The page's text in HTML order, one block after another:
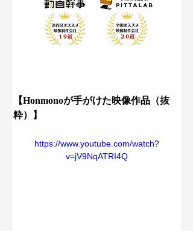
【Honmonoが手がけた映像作品（抜
粋）】
https://www.youtube.com/watch?
v=jV9NqATRI4Q